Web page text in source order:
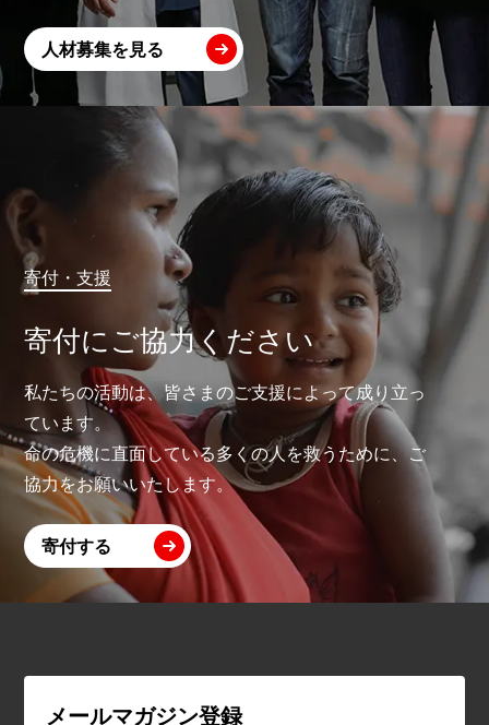
人材募集を見る
寄付・支援
寄付にご協力ください
私たちの活動は、皆さまのご支援によって成り立っ
ています。
命の危機に直面している多くの人を救うために、ご
協力をお願いいたします。
寄付する
メールマガジン登録